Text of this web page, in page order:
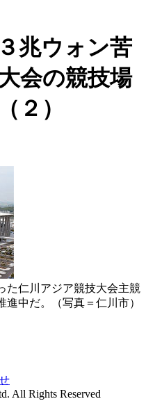
兆ウォン苦
会の競技場
２）
た仁川アジア競技大会主競
中だ。（写真＝仁川市）
All Rights Reserved